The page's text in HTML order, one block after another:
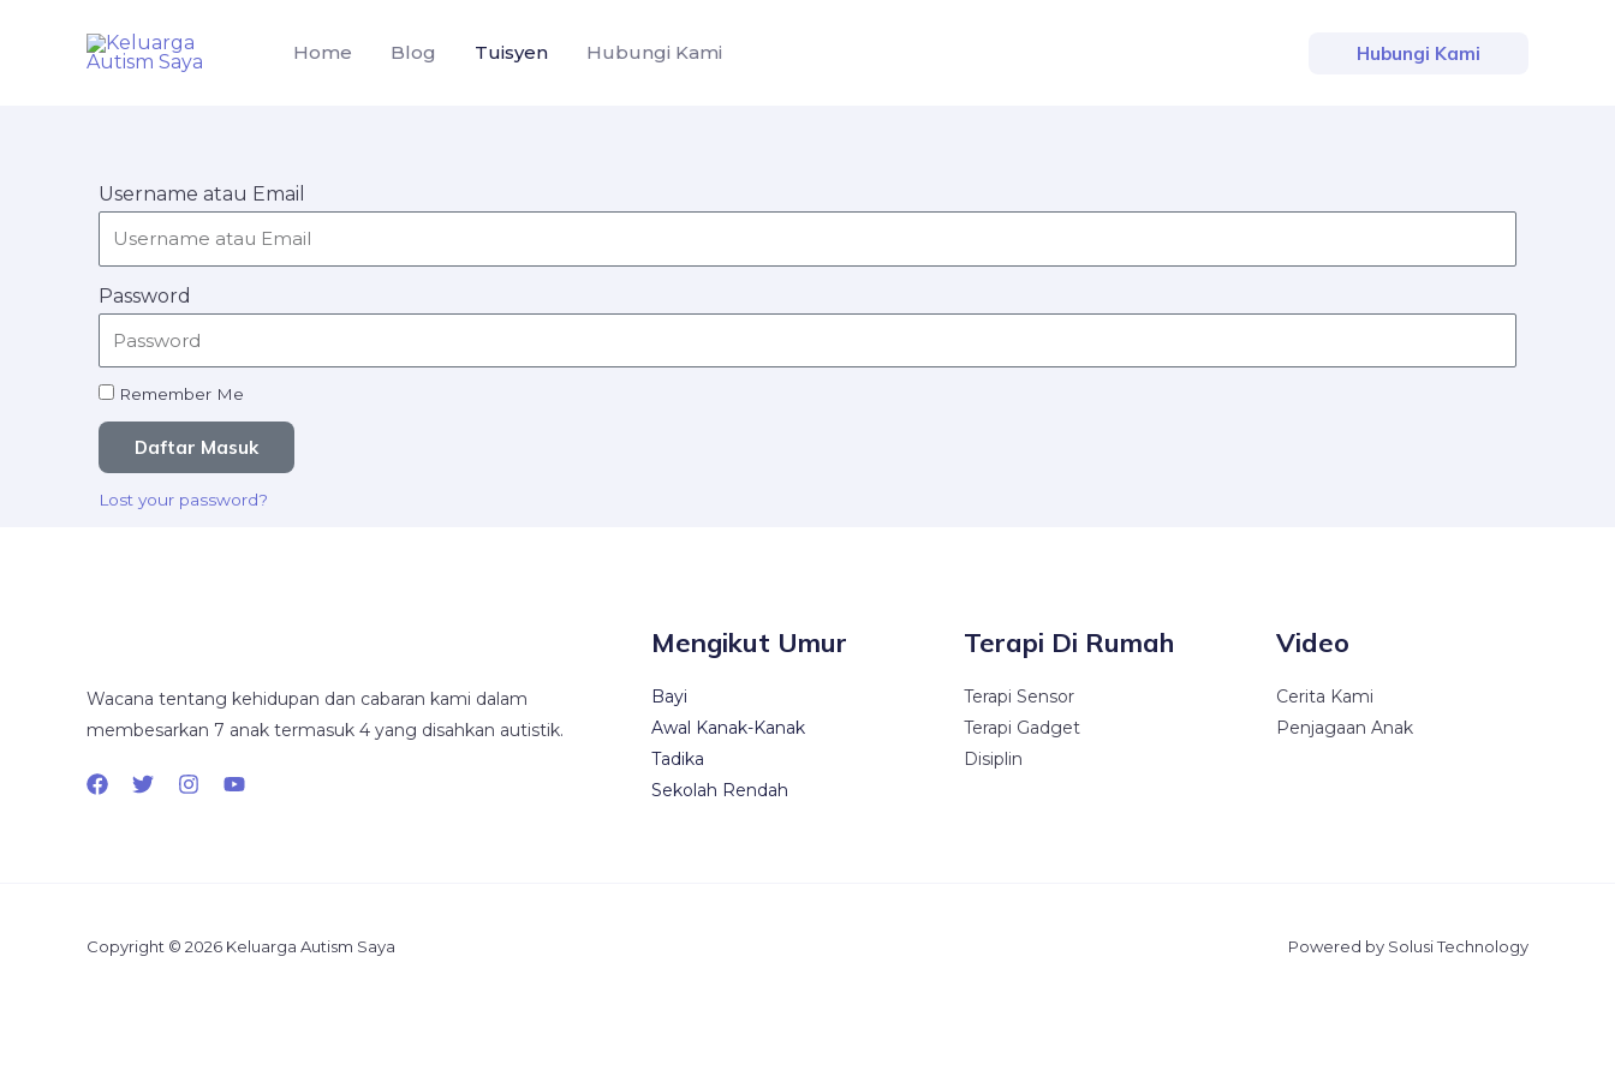
Home Blog Tuisyen Hubungi Kami Hubungi Kami
Username atau Email
Password
Remember Me
Daftar Masuk
Lost your password?
Wacana tentang kehidupan dan cabaran kami dalam
membesarkan 7 anak termasuk 4 yang disahkan autistik.
Mengikut Umur
Bayi
Awal Kanak-Kanak
Tadika
Sekolah Rendah
Terapi Di Rumah
Terapi Sensor
Terapi Gadget
Disiplin
Video
Cerita Kami
Penjagaan Anak
Copyright © 2026 Keluarga Autism Saya Powered by Solusi Technology